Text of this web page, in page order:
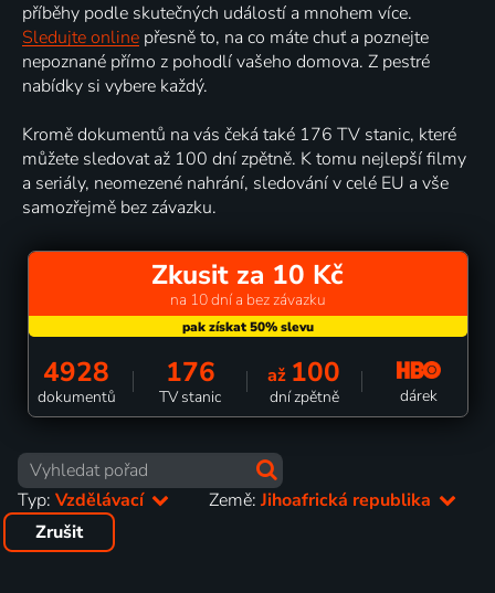
příběhy podle skutečných událostí a mnohem více.
Sledujte online přesně to, na co máte chuť a poznejte
nepoznané přímo z pohodlí vašeho domova. Z pestré
nabídky si vybere každý.
Kromě dokumentů na vás čeká také 176 TV stanic, které
můžete sledovat až 100 dní zpětně. K tomu nejlepší filmy
a seriály, neomezené nahrání, sledování v celé EU a vše
samozřejmě bez závazku.
Zkusit za 10 Kč
na 10 dní a bez závazku
4928
dokumentů
176
TV stanic
až 100
dní zpětně dárek
Typ: Vzdělávací Země:Jihoafrická republika
Zrušit